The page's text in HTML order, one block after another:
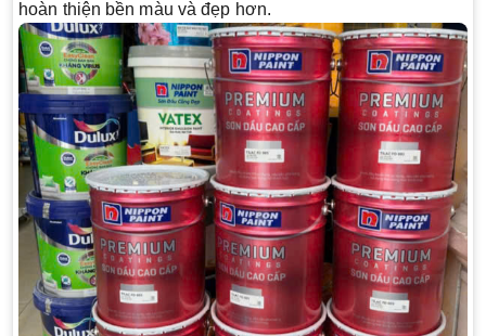
hoàn thiện bền màu và đẹp hơn.